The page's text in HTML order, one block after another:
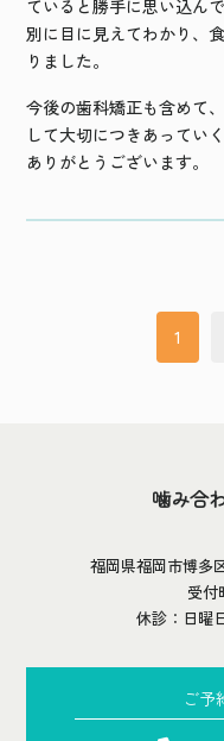
ていると勝手に思い込ん
別に目に見えてわかり、
りました。
今後の歯科矯正も含めて
して大切につきあってい
ありがとうございます。
1
噛み合
福岡県福岡市博多
受付
休診：日曜
ご予